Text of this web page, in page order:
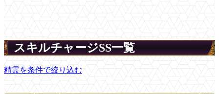
スキルチャージSS一覧
精霊を条件で絞り込む